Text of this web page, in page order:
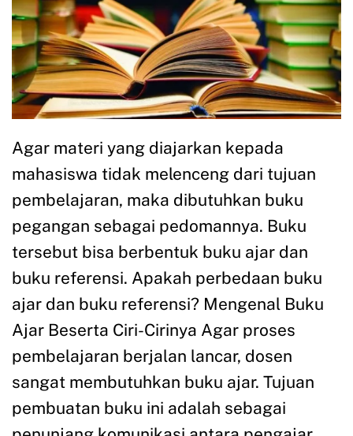
Agar materi yang diajarkan kepada
mahasiswa tidak melenceng dari tujuan
pembelajaran, maka dibutuhkan buku
pegangan sebagai pedomannya. Buku
tersebut bisa berbentuk buku ajar dan
buku referensi. Apakah perbedaan buku
ajar dan buku referensi? Mengenal Buku
Ajar Beserta Ciri-Cirinya Agar proses
pembelajaran berjalan lancar, dosen
sangat membutuhkan buku ajar. Tujuan
pembuatan buku ini adalah sebagai